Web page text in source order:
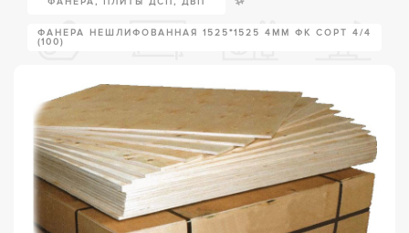
ФАНЕРА НЕШЛИФОВАННАЯ 1525*1525 4ММ ФК СОРТ 4/4
(100)